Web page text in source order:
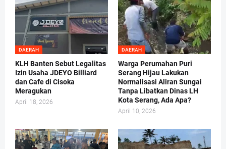
DAERAH
KLH Banten Sebut Legalitas
Izin Usaha JDEYO Billiard
dan Cafe di Cisoka
Meragukan
April 18, 2026
DAERAH
Warga Perumahan Puri
Serang Hijau Lakukan
Normalisasi Aliran Sungai
Tanpa Libatkan Dinas LH
Kota Serang, Ada Apa?
April 10, 2026